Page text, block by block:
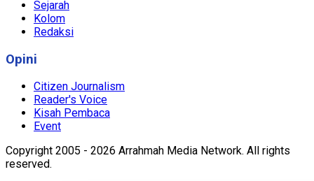
Sejarah
Kolom
Redaksi
Opini
Citizen Journalism
Reader's Voice
Kisah Pembaca
Event
Copyright 2005 - 2026 Arrahmah Media Network. All rights
reserved.